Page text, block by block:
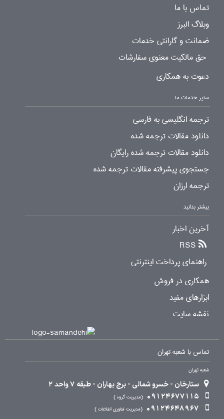
تماس با ما
وبلاگ البرز
ضمانت و گارانتی خدمات
حق مالکیت معنوی سفارشات
دعوت به همکاری
سایر خدمات ما
ترجمه انگلیسی به فارسی
دانلود مقالات ترجمه شده
دانلود مقالات ترجمه شده رایگان
جستجوی پیشرفته مقالات ترجمه شده
ترجمه ارزان
بیشتر بدانید
آخرین اخبار
RSS
راهنمای پرداخت اینترنتی
همکاری در فروش
ابزارهای مفید
نقشه سایت
تماس با شعبه تهران
شعبه تهران
ستارخان - خسرو شمالی - برج بهاران - طبقه 7 واحد 2
09124677115
مدیریت گروه
09124648967 مدیریت فناوری اطلاعات